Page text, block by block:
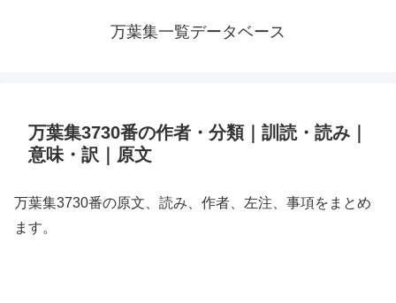
万葉集一覧データベース
万葉集3730番の作者・分類｜訓読・読み｜
意味・訳｜原文
万葉集3730番の原文、読み、作者、左注、事項をまとめ
ます。